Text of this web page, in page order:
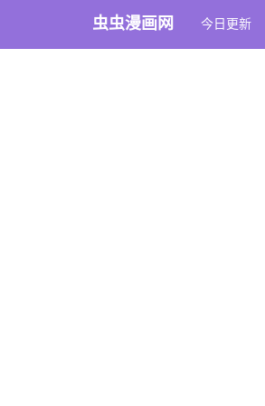
虫虫漫画网 今日更新